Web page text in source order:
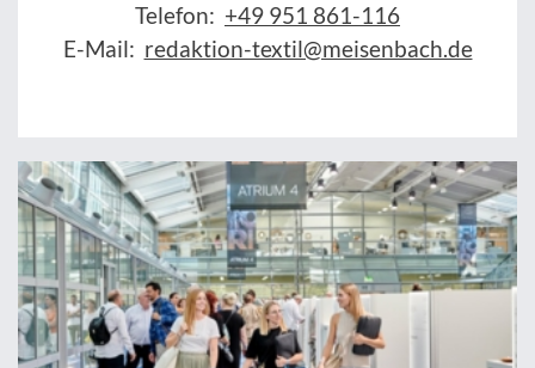
Telefon: +49 951 861-116
E-Mail: redaktion-textil@meisenbach.de